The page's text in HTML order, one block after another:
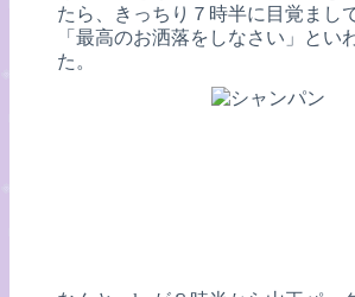
たら、きっちり７時半に目覚まし
「最高のお洒落をしなさい」とい
た。